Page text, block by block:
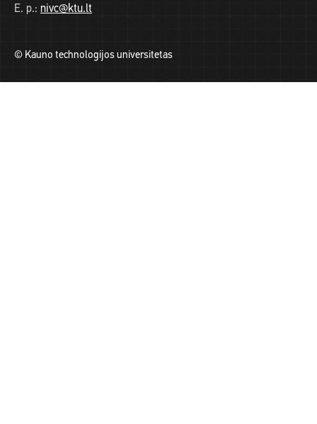
E. p.: nivc@ktu.lt
© Kauno technologijos universitetas